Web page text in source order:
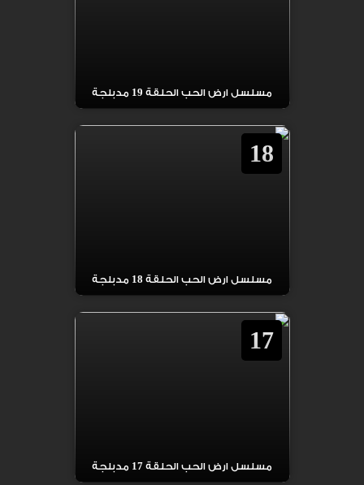
مسلسل ارض الحب الحلقة 19 مدبلجة
18
مسلسل ارض الحب الحلقة 18 مدبلجة
17
مسلسل ارض الحب الحلقة 17 مدبلجة